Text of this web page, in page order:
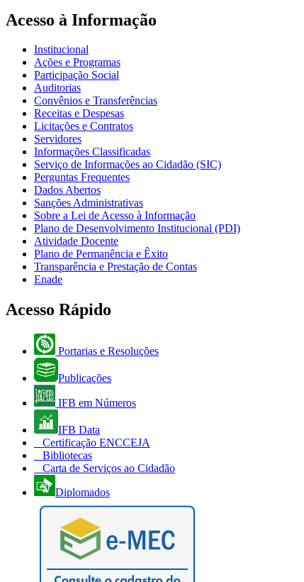
Acesso à Informação
Institucional
Ações e Programas
Participação Social
Auditorias
Convênios e Transferências
Receitas e Despesas
Licitações e Contratos
Servidores
Informações Classificadas
Serviço de Informações ao Cidadão (SIC)
Perguntas Frequentes
Dados Abertos
Sanções Administrativas
Sobre a Lei de Acesso à Informação
Plano de Desenvolvimento Institucional (PDI)
Atividade Docente
Plano de Permanência e Êxito
Transparência e Prestação de Contas
Enade
Acesso Rápido
Portarias e Resoluções
Publicações
IFB em Números
IFB Data
Certificação ENCCEJA
Bibliotecas
Carta de Serviços ao Cidadão
Diplomados